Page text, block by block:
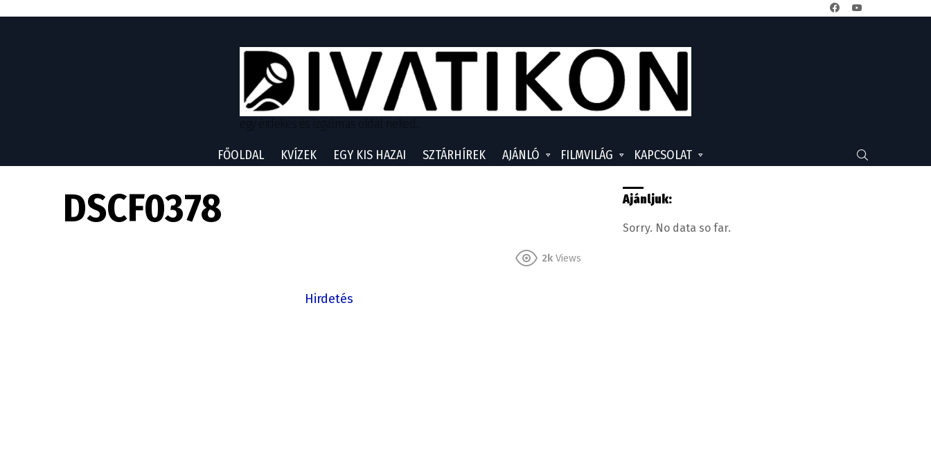
FŐOLDAL KVÍZEK EGY KIS HAZAI SZTÁRHÍREK AJÁNLÓ FILMVILÁG KAPCSOLAT
DSCF0378
2k Views
Hirdetés
Ajánljuk:
Sorry. No data so far.